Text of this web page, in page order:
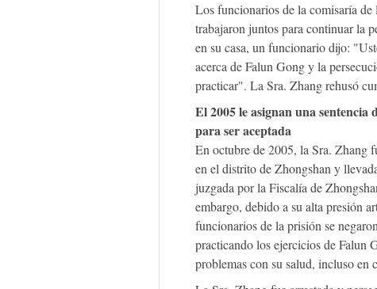
Los funcionarios de la comisaría
trabajaron juntos para continuar la
en su casa, un funcionario dijo:
acerca de Falun Gong y la
practicar". La Sra. Zhang rehusó
El 2005 le asignan una sentencia
para ser aceptada
En octubre de 2005, la Sra. Zhang
en el distrito de Zhongshan y
juzgada por la Fiscalía de
embargo, debido a su alta presión
funcionarios de la prisión se
practicando los ejercicios de Falun
problemas con su salud, incluso en